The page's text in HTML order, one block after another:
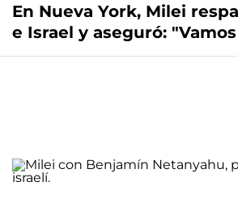
En Nueva York, Milei
e Israel y aseguró: